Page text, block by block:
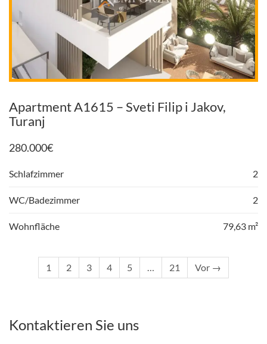
Apartment A1615 – Sveti Filip i Jakov,
Turanj
280.000€
Schlafzimmer 2
WC/Badezimmer 2
Wohnfläche 79,63 m²
1 2 3 4 5 … 21 Vor →
Kontaktieren Sie uns